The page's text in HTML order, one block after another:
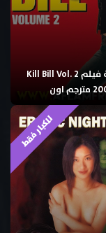
مشاهدة فيلم Kill Bill Vol. 2
اون
للكبار فقط